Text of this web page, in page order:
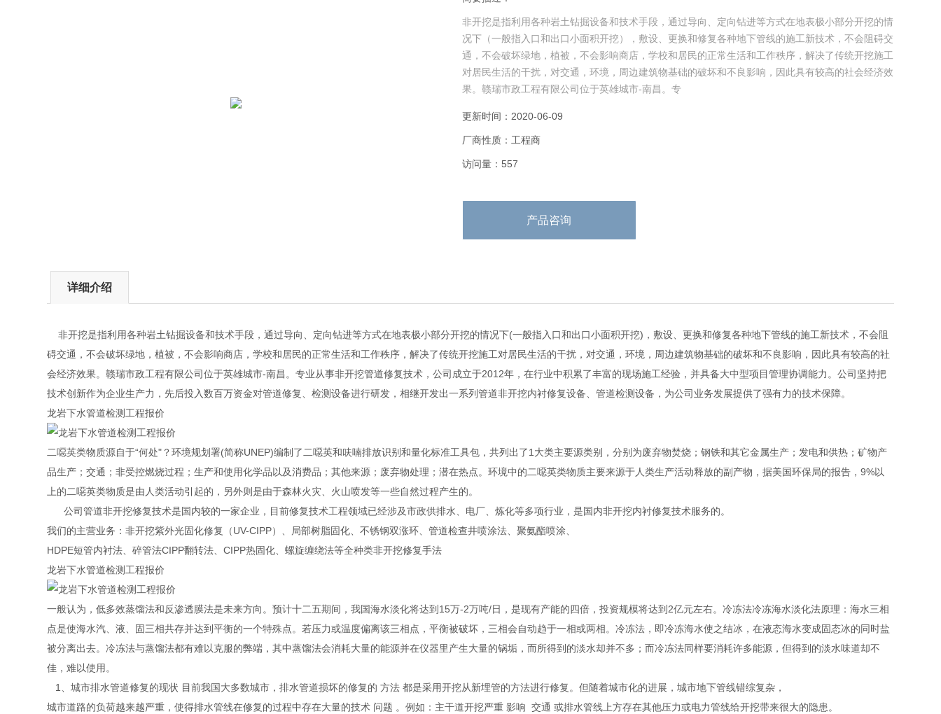
非开挖是指利用各种岩土钻掘设备和技术手段，通过导向、定向钻进等方式在地表极小部分开挖的情
况下（一般指入口和出口小面积开挖），敷设、更换和修复各种地下管线的施工新技术，不会阻碍交
通，不会破坏绿地，植被，不会影响商店，学校和居民的正常生活和工作秩序，解决了传统开挖施工
对居民生活的干扰，对交通，环境，周边建筑物基础的破坏和不良影响，因此具有较高的社会经济效
果。赣瑞市政工程有限公司位于英雄城市-南昌。专
更新时间：2020-06-09
厂商性质：工程商
访问量：557
产品咨询
详细介绍
非开挖是指利用各种岩土钻掘设备和技术手段，通过导向、定向钻进等方式在地表极小部分开挖的情况下(一般指入口和出口小面积开挖)，敷设、更换和修复各种地下管线的施工新技术，不会阻
碍交通，不会破坏绿地，植被，不会影响商店，学校和居民的正常生活和工作秩序，解决了传统开挖施工对居民生活的干扰，对交通，环境，周边建筑物基础的破坏和不良影响，因此具有较高的社
会经济效果。赣瑞市政工程有限公司位于英雄城市-南昌。专业从事非开挖管道修复技术，公司成立于2012年，在行业中积累了丰富的现场施工经验，并具备大中型项目管理协调能力。公司坚持把
技术创新作为企业生产力，先后投入数百万资金对管道修复、检测设备进行研发，相继开发出一系列管道非开挖内衬修复设备、管道检测设备，为公司业务发展提供了强有力的技术保障。
龙岩下水管道检测工程报价
二噁英类物质源自于“何处"？环境规划署(简称UNEP)编制了二噁英和呋喃排放识别和量化标准工具包，共列出了1大类主要源类别，分别为废弃物焚烧；钢铁和其它金属生产；发电和供热；矿物产
品生产；交通；非受控燃烧过程；生产和使用化学品以及消费品；其他来源；废弃物处理；潜在热点。环境中的二噁英类物质主要来源于人类生产活动释放的副产物，据美国环保局的报告，9%以
上的二噁英类物质是由人类活动引起的，另外则是由于森林火灾、火山喷发等一些自然过程产生的。
公司管道非开挖修复技术是国内较的一家企业，目前修复技术工程领域已经涉及市政供排水、电厂、炼化等多项行业，是国内非开挖内衬修复技术服务的。
我们的主营业务：非开挖紫外光固化修复（UV-CIPP）、局部树脂固化、不锈钢双涨环、管道检查井喷涂法、聚氨酯喷涂、
HDPE短管内衬法、碎管法CIPP翻转法、CIPP热固化、螺旋缠绕法等全种类非开挖修复手法
龙岩下水管道检测工程报价
一般认为，低多效蒸馏法和反渗透膜法是未来方向。预计十二五期间，我国海水淡化将达到15万-2万吨/日，是现有产能的四倍，投资规模将达到2亿元左右。冷冻法冷冻海水淡化法原理：海水三相
点是使海水汽、液、固三相共存并达到平衡的一个特殊点。若压力或温度偏离该三相点，平衡被破坏，三相会自动趋于一相或两相。冷冻法，即冷冻海水使之结冰，在液态海水变成固态冰的同时盐
被分离出去。冷冻法与蒸馏法都有难以克服的弊端，其中蒸馏法会消耗大量的能源并在仪器里产生大量的锅垢，而所得到的淡水却并不多；而冷冻法同样要消耗许多能源，但得到的淡水味道却不
佳，难以使用。
1、城市排水管道修复的现状 目前我国大多数城市，排水管道损坏的修复的 方法 都是采用开挖从新埋管的方法进行修复。但随着城市化的进展，城市地下管线错综复杂，
城市道路的负荷越来越严重，使得排水管线在修复的过程中存在大量的技术 问题 。例如：主干道开挖严重 影响 交通 或排水管线上方存在其他压力或电力管线给开挖带来很大的隐患。